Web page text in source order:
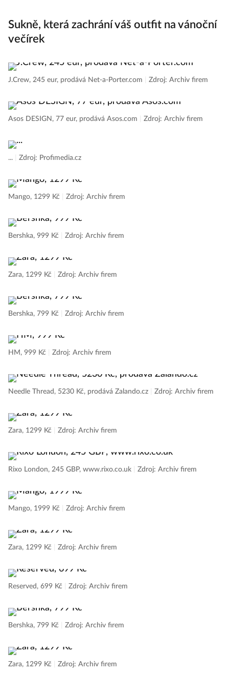
Sukně, která zachrání váš outfit na vánoční
večírek
J.Crew, 245 eur, prodává Net-a-Porter.com Zdroj: Archiv firem
Asos DESIGN, 77 eur, prodává Asos.com Zdroj: Archiv firem
... Zdroj: Profimedia.cz
Mango, 1299 Kč Zdroj: Archiv firem
Bershka, 999 Kč Zdroj: Archiv firem
Zara, 1299 Kč Zdroj: Archiv firem
Bershka, 799 Kč Zdroj: Archiv firem
HM, 999 Kč Zdroj: Archiv firem
Needle Thread, 5230 Kč, prodává Zalando.cz Zdroj: Archiv firem
Zara, 1299 Kč Zdroj: Archiv firem
Rixo London, 245 GBP, www.rixo.co.uk Zdroj: Archiv firem
Mango, 1999 Kč Zdroj: Archiv firem
Zara, 1299 Kč Zdroj: Archiv firem
Reserved, 699 Kč Zdroj: Archiv firem
Bershka, 799 Kč Zdroj: Archiv firem
Zara, 1299 Kč Zdroj: Archiv firem